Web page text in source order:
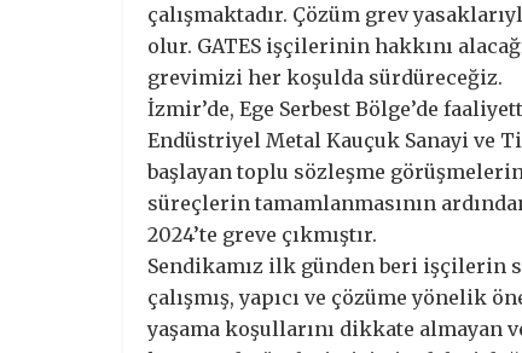
çalışmaktadır. Çözüm grev
olur. GATES işçilerinin hakkını
grevimizi her koşulda sürdüreceğiz.
İzmir’de, Ege Serbest Bölge’de
Endüstriyel Metal Kauçuk Sanayi ve
başlayan toplu sözleşme
süreçlerin tamamlanmasının
2024’te greve çıkmıştır.
Sendikamız ilk günden beri işçilerin
çalışmış, yapıcı ve çözüme yönelik
yaşama koşullarını dikkate almayan